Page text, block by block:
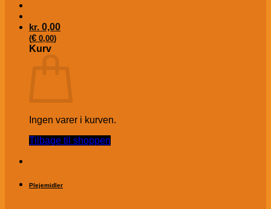
kr. 0,00
(€ 0,00)
Kurv
Ingen varer i kurven.
Tilbage til shoppen
Plejemidler